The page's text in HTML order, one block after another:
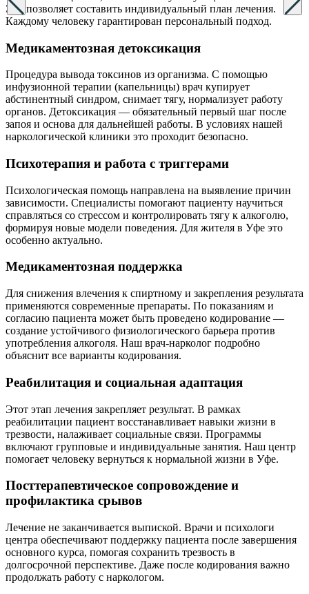
Это позволяет составить индивидуальный план лечения.
Каждому человеку гарантирован персональный подход.
Медикаментозная детоксикация
Процедура вывода токсинов из организма. С помощью
инфузионной терапии (капельницы) врач купирует
абстинентный синдром, снимает тягу, нормализует работу
органов. Детоксикация — обязательный первый шаг после
запоя и основа для дальнейшей работы. В условиях нашей
наркологической клиники это проходит безопасно.
Психотерапия и работа с триггерами
Психологическая помощь направлена на выявление причин
зависимости. Специалисты помогают пациенту научиться
справляться со стрессом и контролировать тягу к алкоголю,
формируя новые модели поведения. Для жителя в Уфе это
особенно актуально.
Медикаментозная поддержка
Для снижения влечения к спиртному и закрепления результата
применяются современные препараты. По показаниям и
согласию пациента может быть проведено кодирование —
создание устойчивого физиологического барьера против
употребления алкоголя. Наш врач-нарколог подробно
объяснит все варианты кодирования.
Реабилитация и социальная адаптация
Этот этап лечения закрепляет результат. В рамках
реабилитации пациент восстанавливает навыки жизни в
трезвости, налаживает социальные связи. Программы
включают групповые и индивидуальные занятия. Наш центр
помогает человеку вернуться к нормальной жизни в Уфе.
Посттерапевтическое сопровождение и
профилактика срывов
Лечение не заканчивается выпиской. Врачи и психологи
центра обеспечивают поддержку пациента после завершения
основного курса, помогая сохранить трезвость в
долгосрочной перспективе. Даже после кодирования важно
продолжать работу с наркологом.